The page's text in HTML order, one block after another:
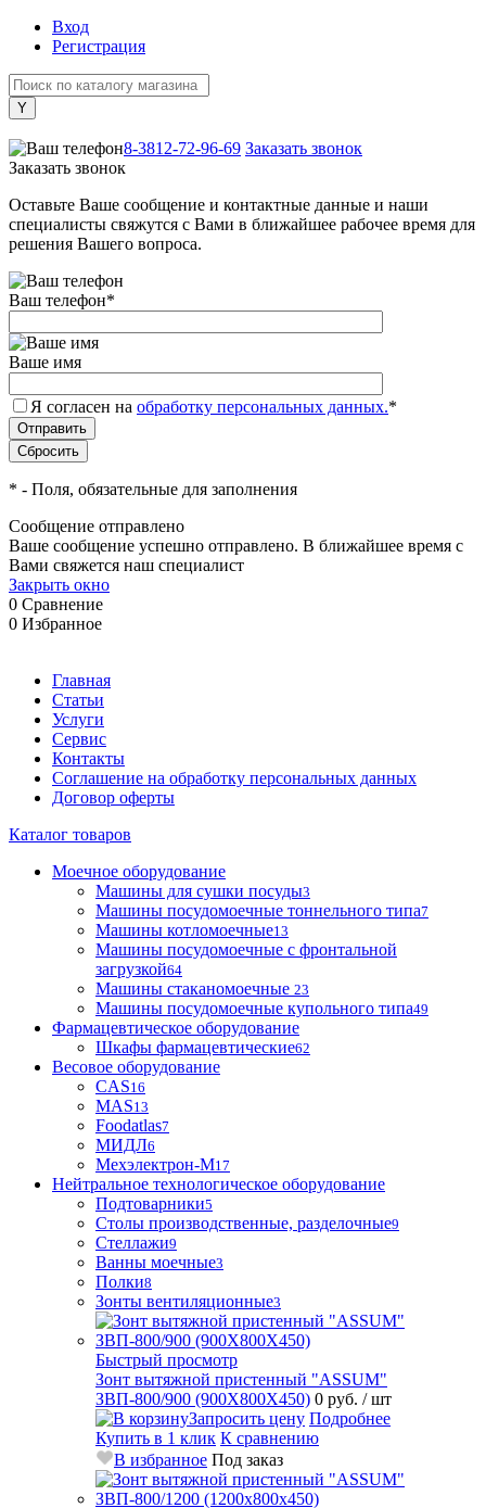
Вход
Регистрация
8-3812-72-96-69 Заказать звонок
Заказать звонок
Оставьте Ваше сообщение и контактные данные и наши
специалисты свяжутся с Вами в ближайшее рабочее время для
решения Вашего вопроса.
Ваш телефон*
Ваше имя
Я согласен на обработку персональных данных.*
* - Поля, обязательные для заполнения
Сообщение отправлено
Ваше сообщение успешно отправлено. В ближайшее время с
Вами свяжется наш специалист
Закрыть окно
0 Сравнение
0 Избранное
Главная
Статьи
Услуги
Сервис
Контакты
Соглашение на обработку персональных данных
Договор оферты
Каталог товаров
Моечное оборудование
Машины для сушки посуды3
Машины посудомоечные тоннельного типа7
Машины котломоечные13
Машины посудомоечные с фронтальной
загрузкой64
Машины стаканомоечные 23
Машины посудомоечные купольного типа49
Фармацевтическое оборудование
Шкафы фармацевтические62
Весовое оборудование
CAS16
MAS13
Foodatlas7
МИДЛ6
Мехэлектрон-М17
Нейтральное технологическое оборудование
Подтоварники5
Столы производственные, разделочные9
Стеллажи9
Ванны моечные3
Полки8
Зонты вентиляционные3
Быстрый просмотр
Зонт вытяжной пристенный "ASSUM"
ЗВП-800/900 (900Х800Х450) 0 руб. / шт
Запросить цену Подробнее
Купить в 1 клик К сравнению
В избранное Под заказ